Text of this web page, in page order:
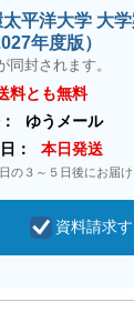
太平洋大学 大
年度版）
同封されます。
料とも無料
ゆうメール
：
本日発送
の３～５日後にお届け
資料請求